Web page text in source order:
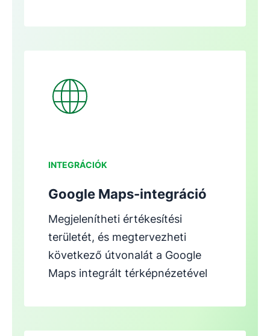
INTEGRÁCIÓK
Google Maps-integráció
Megjelenítheti értékesítési
területét, és megtervezheti
következő útvonalát a Google
Maps integrált térképnézetével
Új ablakban nyílik meg